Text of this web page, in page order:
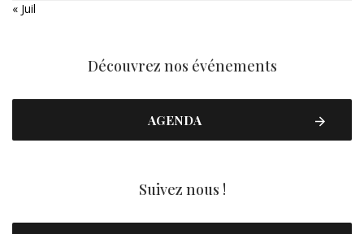
« Juil
Découvrez nos événements
AGENDA
Suivez nous !